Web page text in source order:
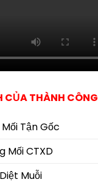
CỦA THÀNH CÔNG
Tận Gốc
Mối CTXD
Muỗi